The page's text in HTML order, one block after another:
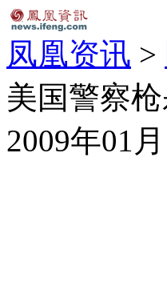
凤凰资讯 >
美国警察
2009年01